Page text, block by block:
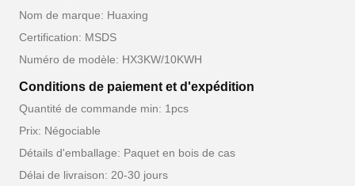
Nom de marque: Huaxing
Certification: MSDS
Numéro de modèle: HX3KW/10KWH
Conditions de paiement et d'expédition
Quantité de commande min: 1pcs
Prix: Négociable
Détails d'emballage: Paquet en bois de cas
Délai de livraison: 20-30 jours